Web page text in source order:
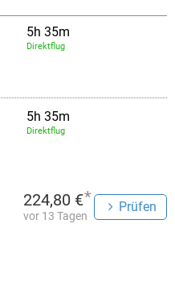
5h 35m
Direktflug
5h 35m
Direktflug
224,80 €*
vor 13 Tagen
Prüfen